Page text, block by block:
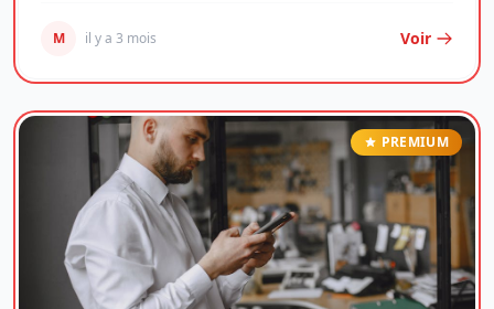
M il y a 3 mois Voir
PREMIUM